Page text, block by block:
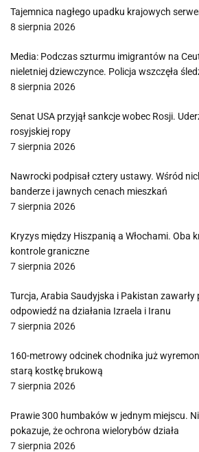
Tajemnica nagłego upadku krajowych
8 sierpnia 2026
Media: Podczas szturmu imigrantów na
nieletniej dziewczynce. Policja wszczęła
8 sierpnia 2026
Senat USA przyjął sankcje wobec Rosji.
rosyjskiej ropy
7 sierpnia 2026
Nawrocki podpisał cztery ustawy. Wśród
banderze i jawnych cenach mieszkań
7 sierpnia 2026
Kryzys między Hiszpanią a Włochami. Oba
kontrole graniczne
7 sierpnia 2026
Turcja, Arabia Saudyjska i Pakistan zawarły
odpowiedź na działania Izraela i Iranu
7 sierpnia 2026
160-metrowy odcinek chodnika już
starą kostkę brukową
7 sierpnia 2026
Prawie 300 humbaków w jednym miejscu.
pokazuje, że ochrona wielorybów działa
7 sierpnia 2026